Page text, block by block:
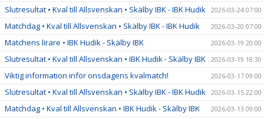
Slutresultat • Kval till Allsvenskan • Skälby IBK - IBK Hudik 2026-03-24 07:00
Matchdag • Kval till Allsvenskan • Skälby IBK - IBK Hudik 2026-03-20 07:00
Matchens lirare • IBK Hudik - Skälby IBK 2026-03-19 20:00
Slutresultat • Kval till Allsvenskan • IBK Hudik - Skälby IBK 2026-03-19 18:30
Viktig information inför onsdagens kvalmatch! 2026-03-17 09:00
Slutresultat • Kval till Allsvenskan • Skälby IBK - IBK Hudik 2026-03-15 22:00
Matchdag • Kval till Allsvenskan • IBK Hudik - Skälby IBK 2026-03-13 09:00